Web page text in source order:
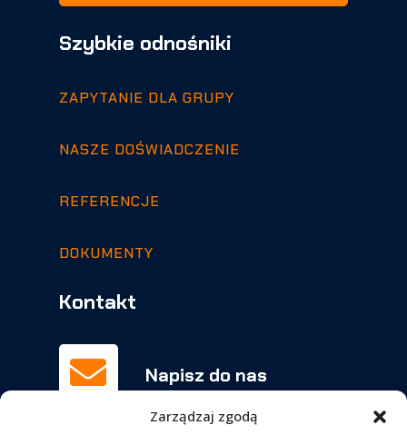
Zarządzaj zgodą
Szybkie odnośniki
ZAPYTANIE DLA GRUPY
NASZE DOŚWIADCZENIE
REFERENCJE
DOKUMENTY
Kontakt
 Napisz do nas